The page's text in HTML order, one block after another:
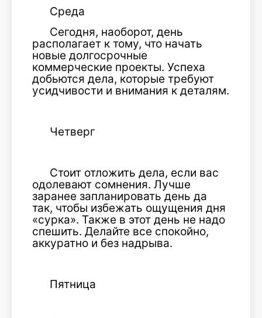
Среда
Сегодня, наоборот, день
располагает к тому, что начать
новые долгосрочные
коммерческие проекты. Успеха
добьются дела, которые требуют
усидчивости и внимания к деталям.
Четверг
Стоит отложить дела, если вас
одолевают сомнения. Лучше
заранее запланировать день да
так, чтобы избежать ощущения дня
«сурка». Также в этот день не надо
спешить. Делайте все спокойно,
аккуратно и без надрыва.
Пятница